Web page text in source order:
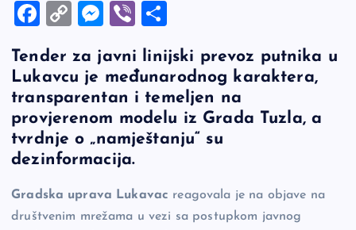
F
c
e
b
o
o
k
C
p
y
Li
n
k
M
se
n
g
er
Vi
er ar
e
Tender za javni linijski prevoz putnika u
Lukavcu je međunarodnog karaktera,
transparentan i temeljen na
provjerenom modelu iz Grada Tuzla, a
tvrdnje o „namještanju“ su
dezinformacija.
Gradska uprava Lukavac reagovala je na objave na
društvenim mrežama u vezi sa postupkom javnog